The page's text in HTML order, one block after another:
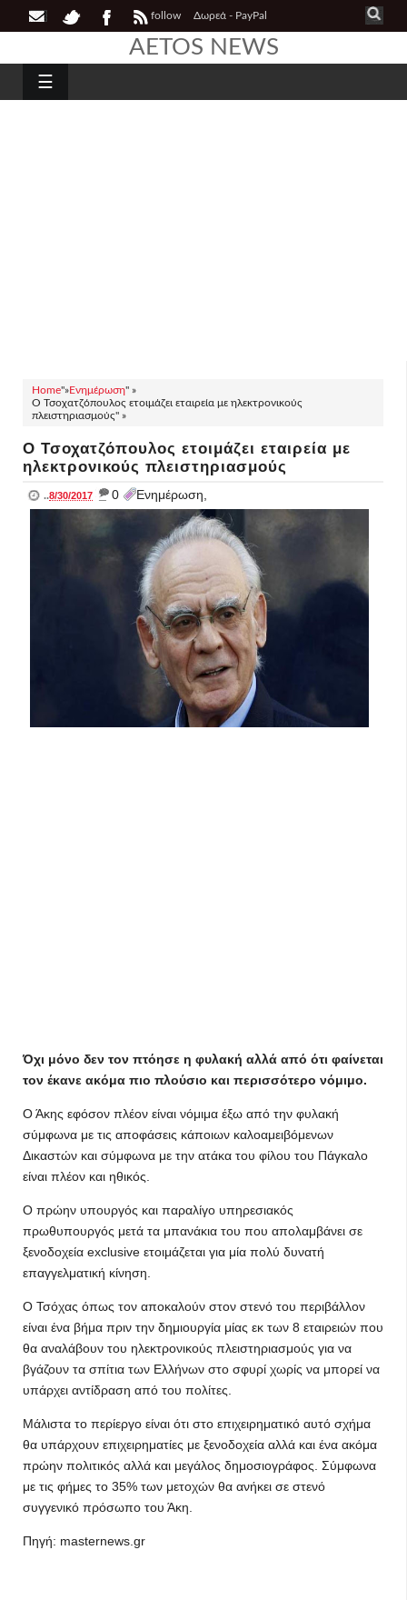
follow Δωρεά - PayPal
AETOS NEWS
☰
Home"»Ενημέρωση" »
Ο Τσοχατζόπουλος ετοιμάζει εταιρεία με ηλεκτρονικούς
πλειστηριασμούς" »
Ο Τσοχατζόπουλος ετοιμάζει εταιρεία με
ηλεκτρονικούς πλειστηριασμούς
..8/30/2017 _ 0 Ενημέρωση,
Όχι μόνο δεν τον πτόησε η φυλακή αλλά από ότι φαίνεται
τον έκανε ακόμα πιο πλούσιο και περισσότερο νόμιμο.
Ο Άκης εφόσον πλέον είναι νόμιμα έξω από την φυλακή
σύμφωνα με τις αποφάσεις κάποιων καλοαμειβόμενων
Δικαστών και σύμφωνα με την ατάκα του φίλου του Πάγκαλο
είναι πλέον και ηθικός.
Ο πρώην υπουργός και παραλίγο υπηρεσιακός
πρωθυπουργός μετά τα μπανάκια του που απολαμβάνει σε
ξενοδοχεία exclusive ετοιμάζεται για μία πολύ δυνατή
επαγγελματική κίνηση.
Ο Τσόχας όπως τον αποκαλούν στον στενό του περιβάλλον
είναι ένα βήμα πριν την δημιουργία μίας εκ των 8 εταιρειών που
θα αναλάβουν του ηλεκτρονικούς πλειστηριασμούς για να
βγάζουν τα σπίτια των Ελλήνων στο σφυρί χωρίς να μπορεί να
υπάρχει αντίδραση από του πολίτες.
Μάλιστα το περίεργο είναι ότι στο επιχειρηματικό αυτό σχήμα
θα υπάρχουν επιχειρηματίες με ξενοδοχεία αλλά και ένα ακόμα
πρώην πολιτικός αλλά και μεγάλος δημοσιογράφος. Σύμφωνα
με τις φήμες το 35% των μετοχών θα ανήκει σε στενό
συγγενικό πρόσωπο του Άκη.
Πηγή: masternews.gr